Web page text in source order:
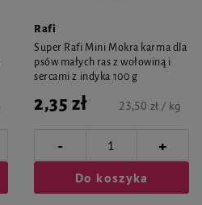
Rafi
Super Rafi Mini Mokra karma dla
psów małych ras z wołowiną i
sercami z indyka 100 g
2,35 zł 23,50 zł / kg
- +
Do koszyka